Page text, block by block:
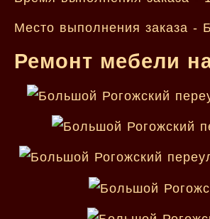
Место выполнения заказа -
Ремонт мебели